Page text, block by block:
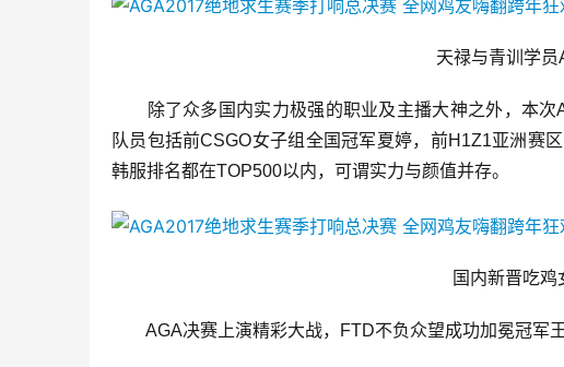
天禄与青训学员
除了众多国内实力极强的职业及主播大神之外，本次
队员包括前CSGO女子组全国冠军夏婷，前H1Z1亚洲赛
韩服排名都在TOP500以内，可谓实力与颜值并存。
国内新晋吃鸡
AGA决赛上演精彩大战，FTD不负众望成功加冕冠军